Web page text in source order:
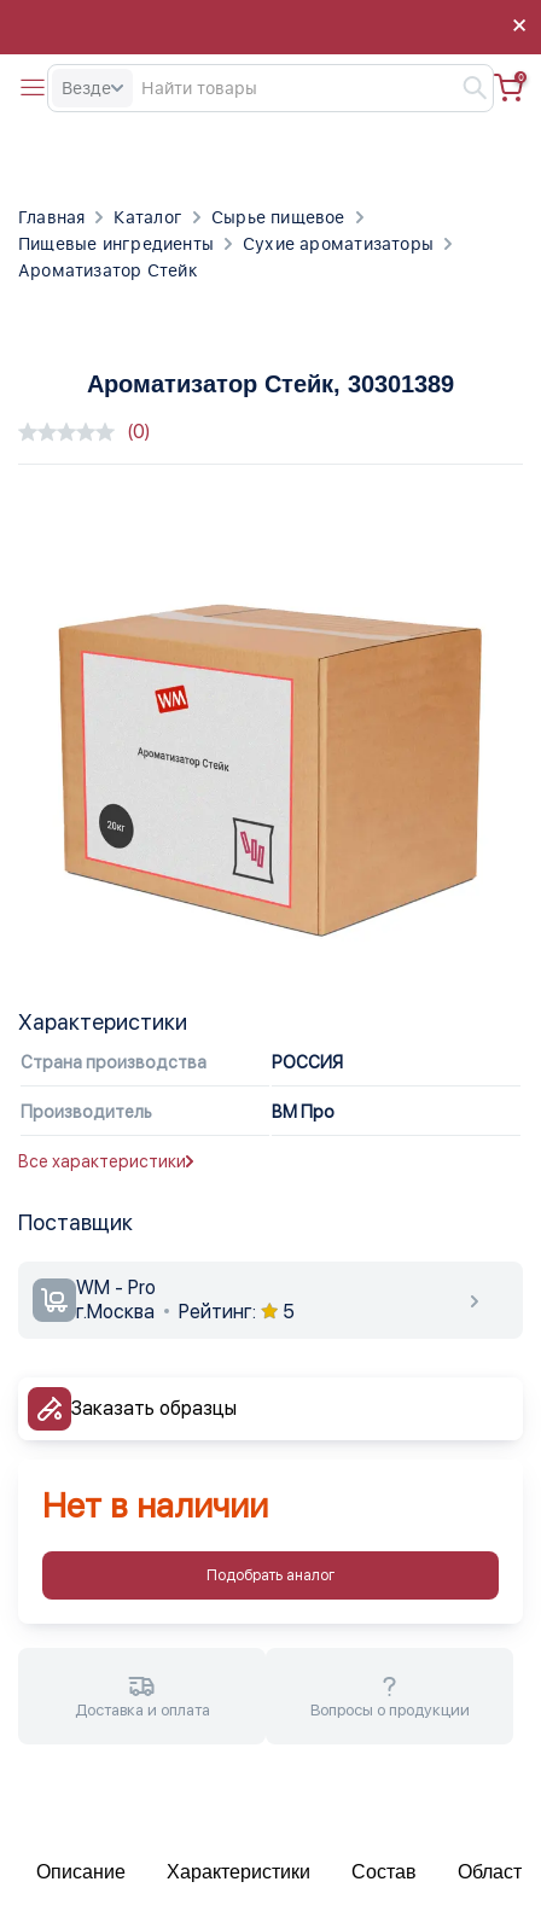
×
×
Везде
0
Главная Каталог
Сырье пищевое
Пищевые ингредиенты
Сухие ароматизаторы
Ароматизатор Стейк
Ароматизатор Стейк, 30301389
(0)
Характеристики
Страна производства РОССИЯ
Производитель ВМ Про
Все характеристики
Поставщик
WM - Pro
г.Москва
Рейтинг: 5
Заказать образцы
Нет в наличии
Подобрать аналог
Доставка и оплата Вопросы о продукции
Описание Характеристики Состав Область